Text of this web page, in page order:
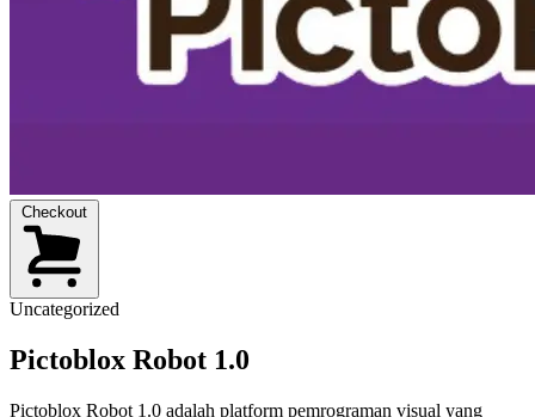
Checkout
Uncategorized
Pictoblox Robot 1.0
Pictoblox Robot 1.0 adalah platform pemrograman visual yang